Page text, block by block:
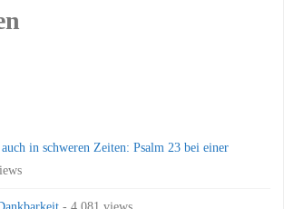
in schweren Zeiten: Psalm 23 bei einer